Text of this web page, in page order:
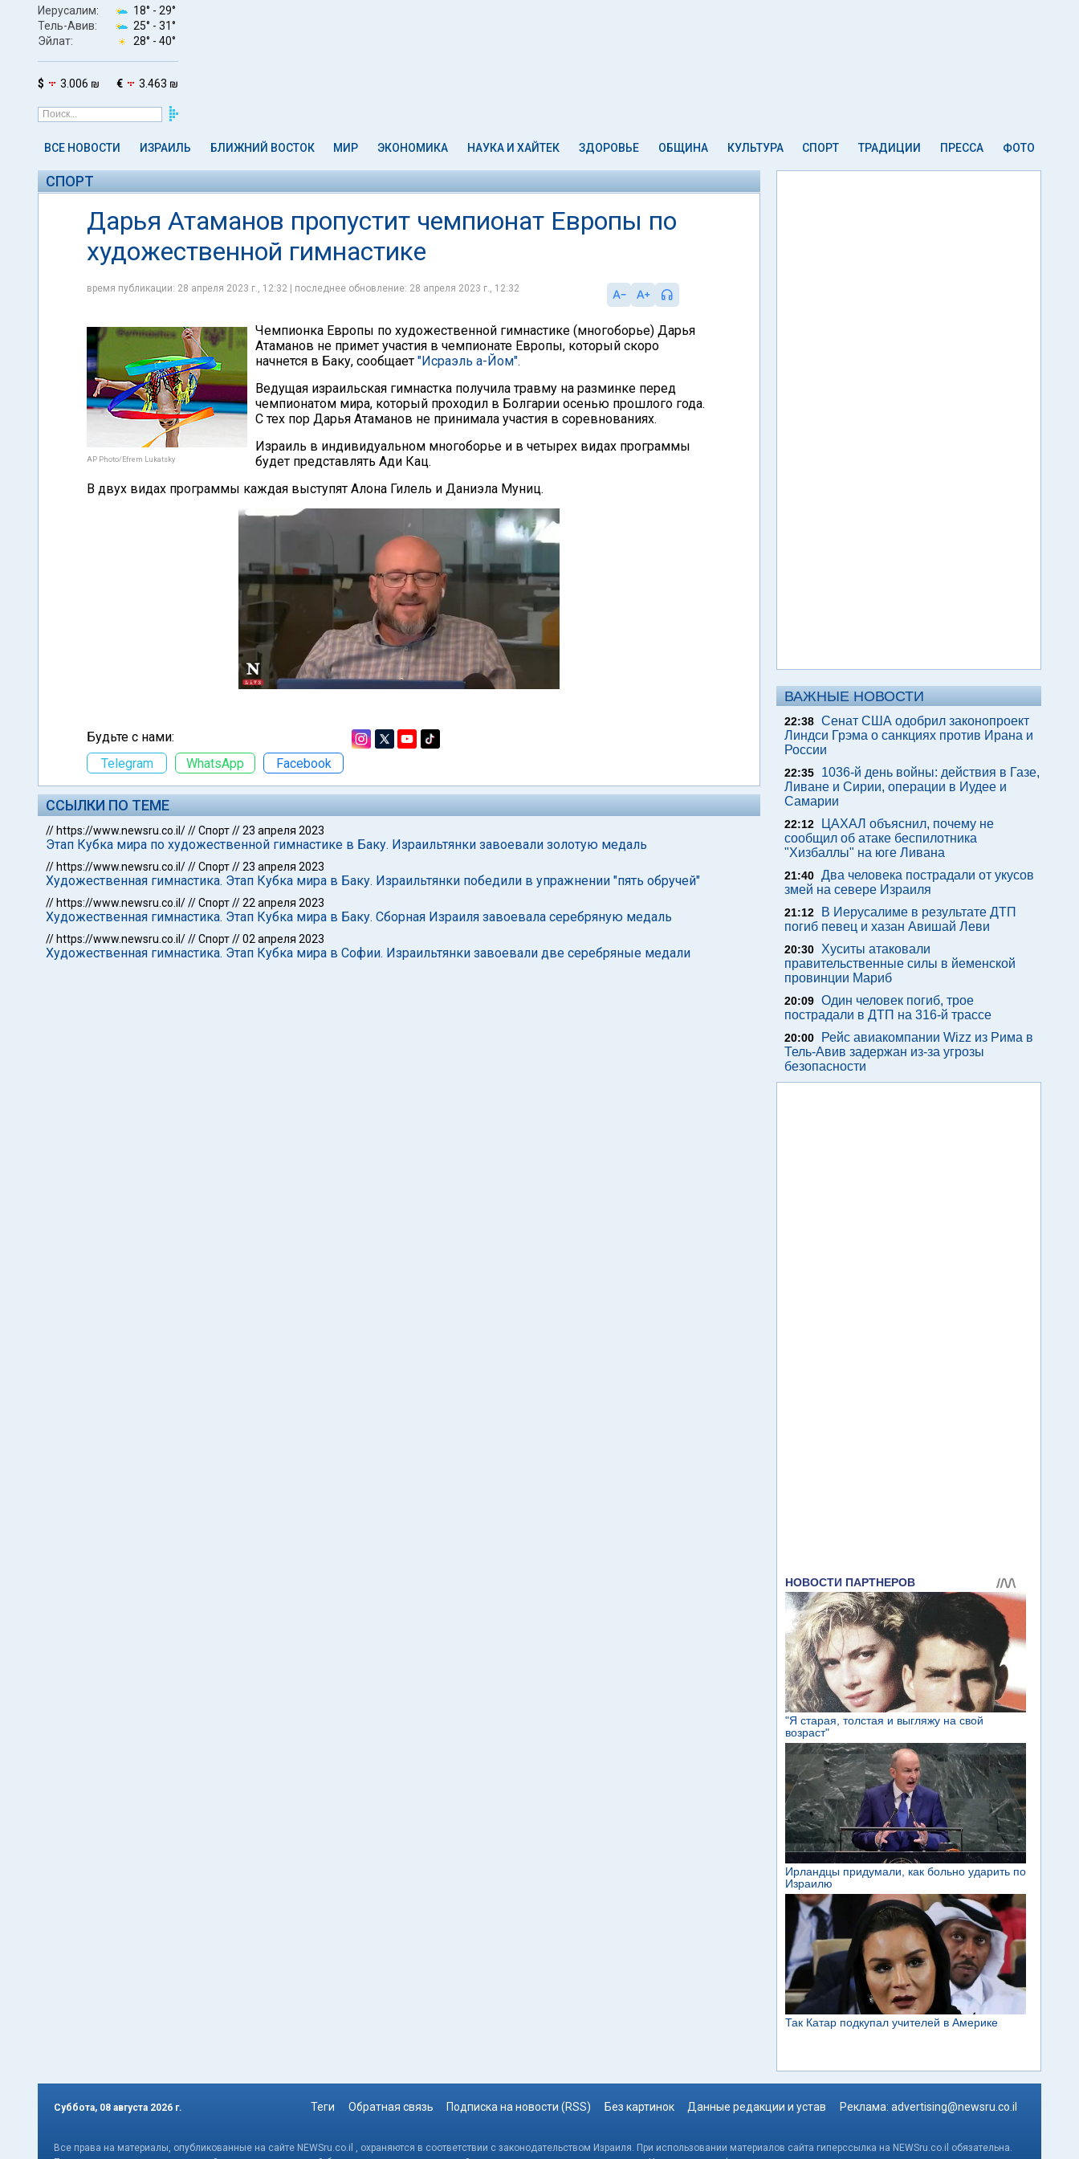
Иерусалим: 18° - 29°
Тель-Авив:
25° - 31°
Эйлат:
28° - 40°
$ 3.006 ₪ € 3.463 ₪
ВСЕ НОВОСТИ ИЗРАИЛЬ БЛИЖНИЙ ВОСТОК МИР ЭКОНОМИКА НАУКА И ХАЙТЕК ЗДОРОВЬЕ ОБЩИНА КУЛЬТУРА СПОРТ ТРАДИЦИИ ПРЕССА ФОТО
СПОРТ
Дарья Атаманов пропустит чемпионат Европы по
художественной гимнастике
время публикации: 28 апреля 2023 г., 12:32 | последнее обновление: 28 апреля 2023 г., 12:32
AP Photo/Efrem Lukatsky
Чемпионка Европы по художественной гимнастике (многоборье) Дарья
Атаманов не примет участия в чемпионате Европы, который скоро
начнется в Баку, сообщает "Исраэль а-Йом".
Ведущая израильская гимнастка получила травму на разминке перед
чемпионатом мира, который проходил в Болгарии осенью прошлого года.
С тех пор Дарья Атаманов не принимала участия в соревнованиях.
Израиль в индивидуальном многоборье и в четырех видах программы
будет представлять Ади Кац.
В двух видах программы каждая выступят Алона Гилель и Даниэла Муниц.
Будьте с нами:
Telegram
WhatsApp Facebook
ССЫЛКИ ПО ТЕМЕ
// https://www.newsru.co.il///Спорт//23 апреля 2023
Этап Кубка мира по художественной гимнастике в Баку. Израильтянки завоевали золотую медаль
// https://www.newsru.co.il///Спорт//23 апреля 2023
Художественная гимнастика. Этап Кубка мира в Баку. Израильтянки победили в упражнении "пять обручей"
// https://www.newsru.co.il///Спорт//22 апреля 2023
Художественная гимнастика. Этап Кубка мира в Баку. Сборная Израиля завоевала серебряную медаль
// https://www.newsru.co.il///Спорт//02 апреля 2023
Художественная гимнастика. Этап Кубка мира в Софии. Израильтянки завоевали две серебряные медали
ВАЖНЫЕ НОВОСТИ
22:38 Сенат США одобрил законопроект
Линдси Грэма о санкциях против Ирана и
России
22:35
1036-й день войны: действия в Газе,
Ливане и Сирии, операции в Иудее и
Самарии
22:12
ЦАХАЛ объяснил, почему не
сообщил об атаке беспилотника
"Хизбаллы" на юге Ливана
21:40 Два человека пострадали от укусов
змей на севере Израиля
21:12
В Иерусалиме в результате ДТП
погиб певец и хазан Авишай Леви
20:30
Хуситы атаковали
правительственные силы в йеменской
провинции Мариб
20:09 Один человек погиб, трое
пострадали в ДТП на 316-й трассе
20:00
Рейс авиакомпании Wizz из Рима в
Тель-Авив задержан из-за угрозы
безопасности
Суббота, 08 августа 2026 г. Теги Обратная связь Подписка на новости (RSS) Без картинок Данные редакции и устав Реклама: advertising@newsru.co.il
Все права на материалы, опубликованные на сайте NEWSru.co.il , охраняются в соответствии с законодательством Израиля. При использовании материалов сайта гиперссылка на NEWSru.co.il обязательна.